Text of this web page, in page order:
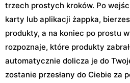
trzech prostych kroków. Po
karty lub aplikacji żappka,
produkty, a na koniec po prostu
rozpoznaje, które produkty
automatycznie dolicza je do
zostanie przesłany do Ciebie za